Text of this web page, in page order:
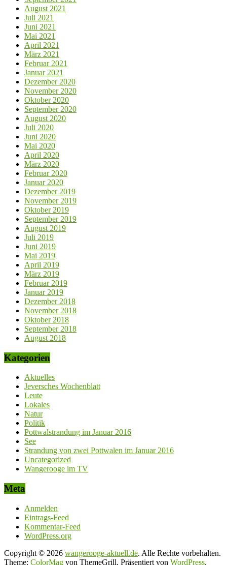
August 2021
Juli 2021
Juni 2021
Mai 2021
April 2021
März 2021
Februar 2021
Januar 2021
Dezember 2020
November 2020
Oktober 2020
September 2020
August 2020
Juli 2020
Juni 2020
Mai 2020
April 2020
März 2020
Februar 2020
Januar 2020
Dezember 2019
November 2019
Oktober 2019
September 2019
August 2019
Juli 2019
Juni 2019
Mai 2019
April 2019
März 2019
Februar 2019
Januar 2019
Dezember 2018
November 2018
Oktober 2018
September 2018
August 2018
Kategorien
Aktuelles
Jeversches Wochenblatt
Leute
Lokales
Natur
Politik
Pottwalstrandung im Januar 2016
See
Strandung von zwei Pottwalen im Januar 2016
Uncategorized
Wangerooge im TV
Meta
Anmelden
Eintrags-Feed
Kommentar-Feed
WordPress.org
Copyright © 2026 wangerooge-aktuell.de. Alle Rechte vorbehalten.
Theme: ColorMag von ThemeGrill. Präsentiert von WordPress.